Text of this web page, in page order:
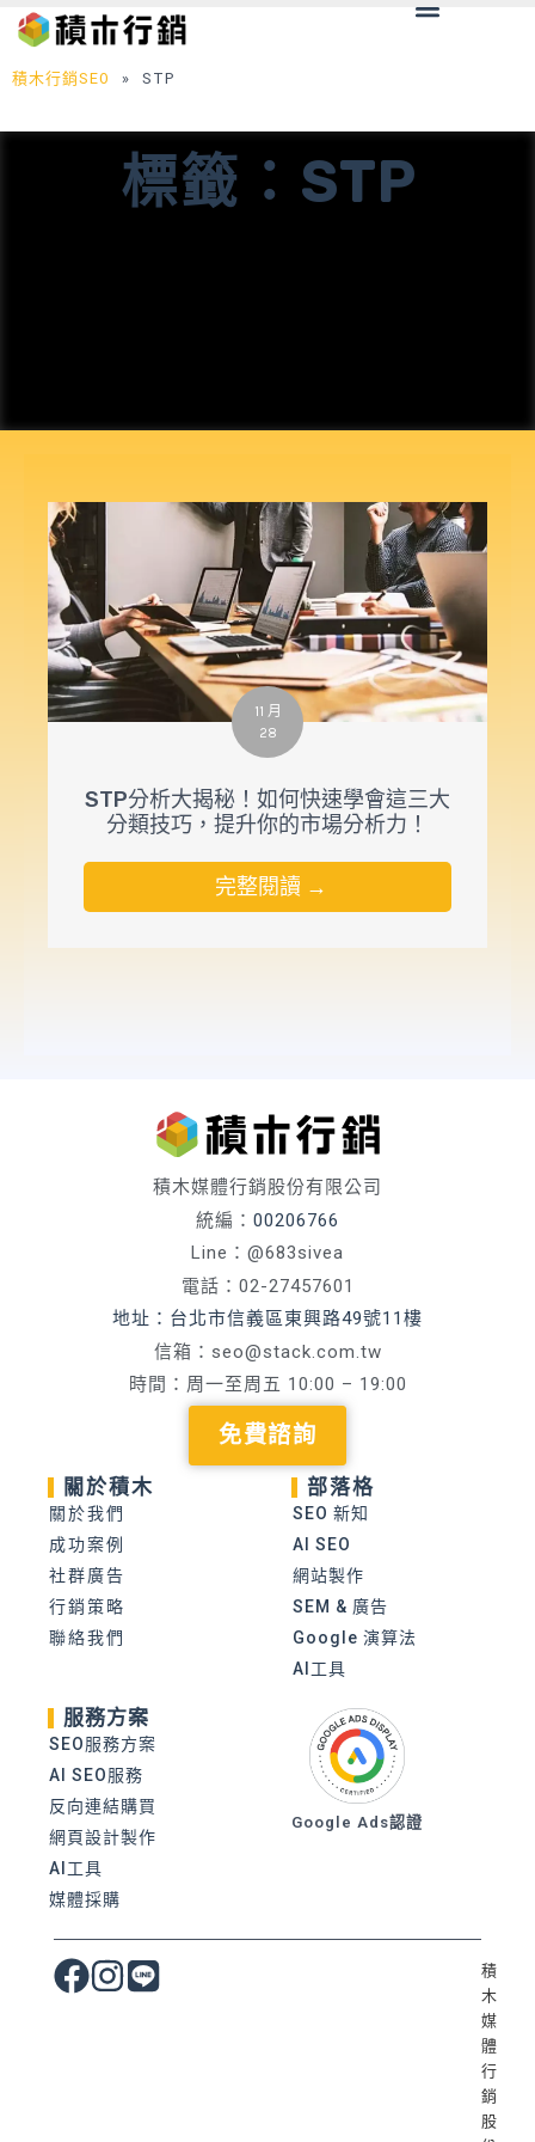
至
主
內
Menu
積木行銷SEO » STP
標籤：STP
11 月
28
STP分析大揭秘！如何快速學會這三大
分類技巧，提升你的市場分析力！
完整閱讀 →
積木媒體行銷股份有限公司
統編： 00206766
Line：@683sivea
電話：02-27457601
地址：台北市信義區東興路49號11樓
信箱： seo@stack.com.tw
時間：周一至周五 10:00 – 19:00
免費諮詢
關於積木
關於我們
成功案例
社群廣告
行銷策略
聯絡我們
部落格
SEO 新知
AI SEO
網站製作
SEM & 廣告
Google 演算法
AI工具
服務方案
SEO服務方案
AI SEO服務
反向連結購買
網頁設計製作
AI工具
媒體採購
Google Ads認證
積
木
媒
體
行
銷
股